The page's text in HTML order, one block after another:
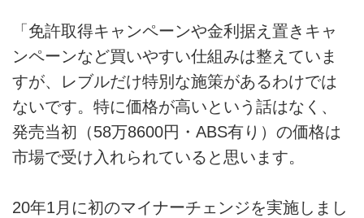
「免許取得キャンペーンや金利据え置きキャ
ンペーンなど買いやすい仕組みは整えていま
すが、レブルだけ特別な施策があるわけでは
ないです。特に価格が高いという話はなく、
発売当初（58万8600円・ABS有り）の価格は
市場で受け入れられていると思います。
20年1月に初のマイナーチェンジを実施しまし